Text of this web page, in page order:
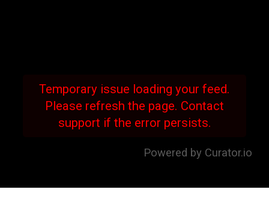
Temporary issue loading your feed.
Please refresh the page. Contact
support if the error persists.
Powered by Curator.io